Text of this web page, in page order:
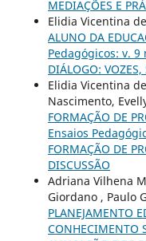
MEDIAÇÕES E
Elidia Vicentina
ALUNO DA
Pedagógicos: v. 9
DIÁLOGO: VOZES,
Elidia Vicentina
Nascimento,
FORMAÇÃO DE
Ensaios
FORMAÇÃO DE
DISCUSSÃO
Adriana Vilhena
Giordano , Paulo
PLANEJAMENTO
CONHECIMENTO